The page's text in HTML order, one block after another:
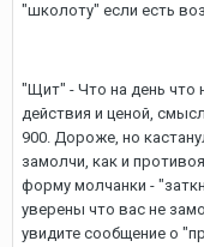
"школоту" если есть
"Щит" - Что на день что
действия и ценой,
900. Дороже, но
замолчи, как и
форму молчанки -
уверены что вас не
увидите сообщение о